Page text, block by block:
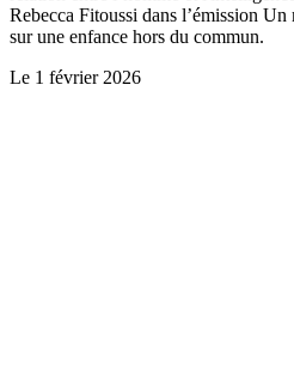
Rebecca Fitoussi dans l’émission
sur une enfance hors du commun.
Le 1 février 2026